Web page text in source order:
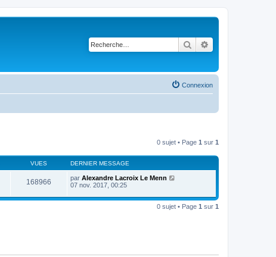
Rechercher
Connexion
0 sujet • Page 1 sur 1
VUES DERNIER MESSAGE
168966 par Alexandre Lacroix Le Menn
07 nov. 2017, 00:25
0 sujet • Page 1 sur 1